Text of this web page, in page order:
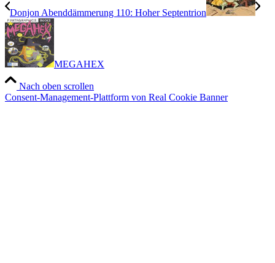
Donjon Abenddämmerung 110: Hoher Septentrion
MEGAHEX
Nach oben scrollen
Consent-Management-Plattform von Real Cookie Banner